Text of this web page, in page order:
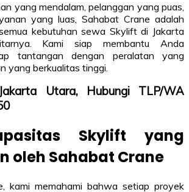
yang mendalam, pelanggan yang puas,
yang luas, Sahabat Crane adalah
kebutuhan sewa Skylift di Jakarta
Kami siap membantu Anda
tantangan dengan peralatan yang
yang berkualitas tinggi.
Utara, Hubungi TLP/WA
Skylift yang
oleh Sahabat Crane
kami memahami bahwa setiap proyek